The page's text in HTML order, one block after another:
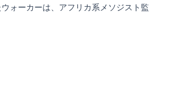
ォーカーは、アフリカ系メソジスト監